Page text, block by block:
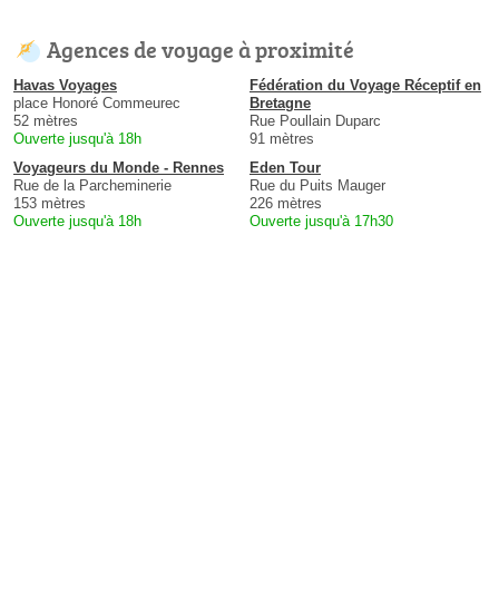
Agences de voyage à proximité
Havas Voyages
place Honoré Commeurec
52 mètres
Ouverte jusqu'à 18h
Fédération du Voyage Réceptif en
Bretagne
Rue Poullain Duparc
91 mètres
Voyageurs du Monde - Rennes
Rue de la Parcheminerie
153 mètres
Ouverte jusqu'à 18h
Eden Tour
Rue du Puits Mauger
226 mètres
Ouverte jusqu'à 17h30